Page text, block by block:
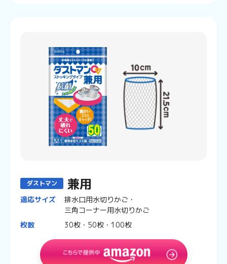
ダストマン 兼用
適応サイズ
排水口用水切りかご・
三角コーナー用水切りかご
枚数
30枚・50枚・100枚